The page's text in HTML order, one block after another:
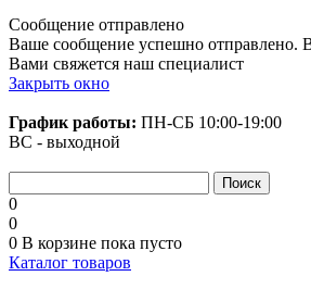
Сообщение отправлено
Ваше сообщение успешно отправлено.
Вами свяжется наш специалист
Закрыть окно
График работы: ПН-СБ 10:00-19:00
ВС - выходной
0
0
0 В корзине пока пусто
Каталог товаров